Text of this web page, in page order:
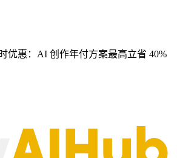
优惠： AI 创作年付方案最高立省 40%